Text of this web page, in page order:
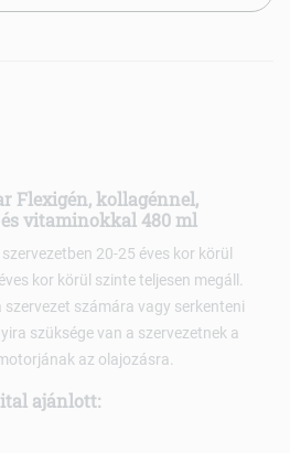
Flexigén, kollagénnel,
vitaminokkal 480 ml
20-25 éves kor körül
kor körül szinte teljesen megáll.
számára vagy serkenteni
szüksége van a szervezetnek a
az olajozásra.
ajánlott: